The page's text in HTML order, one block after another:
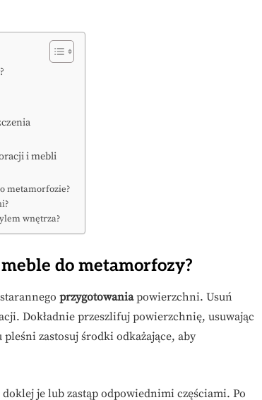
i mebli
metamorfozie?
wnętrza?
do metamorfozy?
przygotowaniapowierzchni. Usuń
Dokładnie przeszlifuj powierzchnię, usuwając
zastosuj środki odkażające, aby
je lub zastąp odpowiednimi częściami. Po